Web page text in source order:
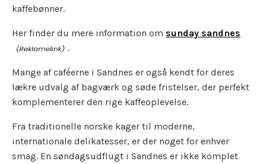
kaffebønner.
Her finder du mere information om sunday sandnes
.
Mange af caféerne i Sandnes er også kendt for deres
lækre udvalg af bagværk og søde fristelser, der perfekt
komplementerer den rige kaffeoplevelse.
Fra traditionelle norske kager til moderne,
internationale delikatesser, er der noget for enhver
smag. En søndagsudflugt i Sandnes er ikke komplet